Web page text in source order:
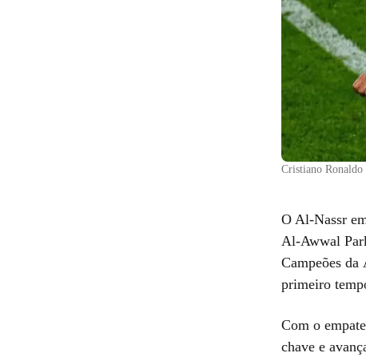
Cristiano
O Al-Nassr
Al-Awwal
Campeões da
primeiro
Com o
chave e